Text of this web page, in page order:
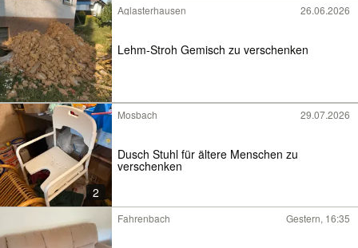
Aglasterhausen 26.06.2026
Lehm-Stroh Gemisch zu verschenken
2
Mosbach 29.07.2026
Dusch Stuhl für ältere Menschen zu
verschenken
Fahrenbach Gestern, 16:35